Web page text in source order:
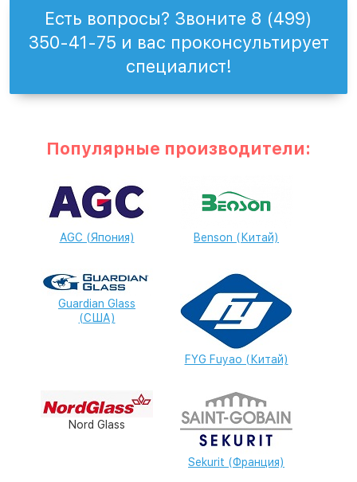
Есть вопросы? Звоните 8 (499)
350-41-75 и вас проконсультирует
специалист!
Популярные производители:
AGC (Япония) Benson (Китай)
Guardian Glass
(США)
FYG Fuyao (Китай)
Nord Glass
Sekurit (Франция)